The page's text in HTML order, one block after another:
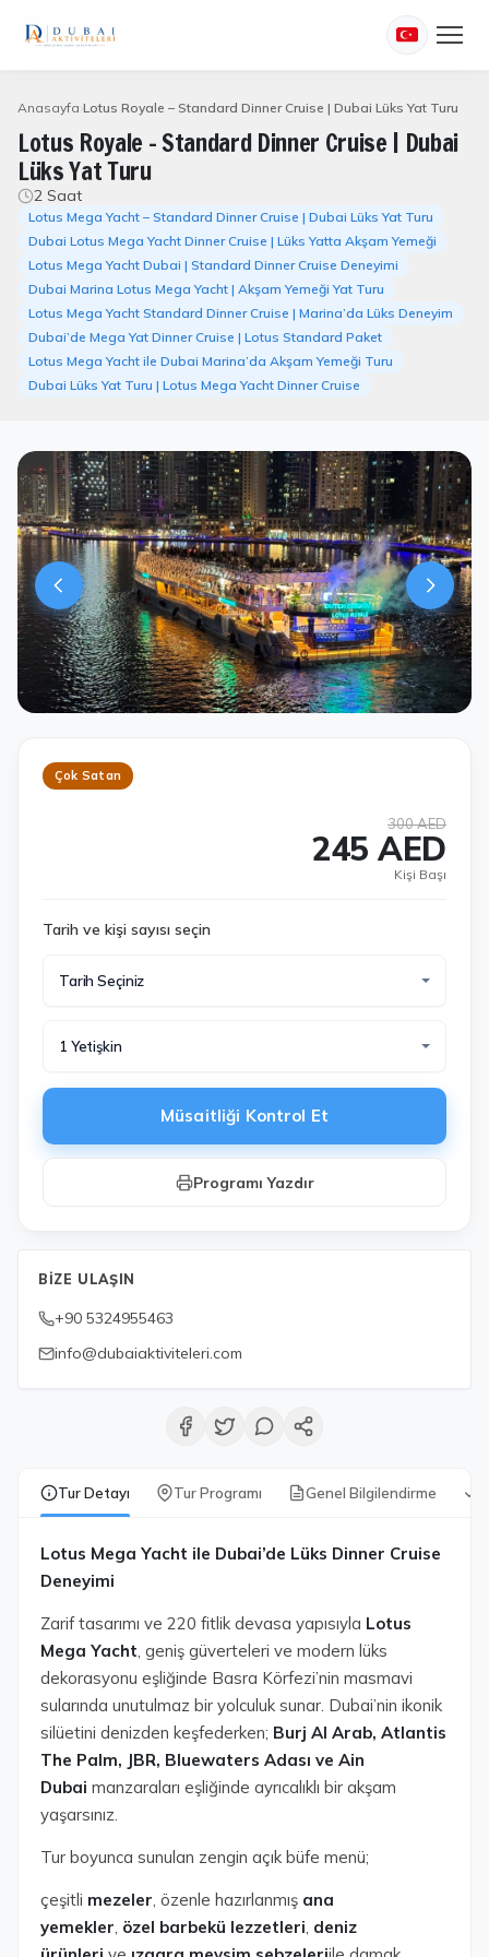
Anasayfa Lotus Royale – Standard Dinner Cruise | Dubai Lüks Yat Turu
Lotus Royale – Standard Dinner Cruise | Dubai
Lüks Yat Turu
2 Saat
Lotus Mega Yacht – Standard Dinner Cruise | Dubai Lüks Yat Turu
Dubai Lotus Mega Yacht Dinner Cruise | Lüks Yatta Akşam Yemeği
Lotus Mega Yacht Dubai | Standard Dinner Cruise Deneyimi
Dubai Marina Lotus Mega Yacht | Akşam Yemeği Yat Turu
Lotus Mega Yacht Standard Dinner Cruise | Marina’da Lüks Deneyim
Dubai’de Mega Yat Dinner Cruise | Lotus Standard Paket
Lotus Mega Yacht ile Dubai Marina’da Akşam Yemeği Turu
Dubai Lüks Yat Turu | Lotus Mega Yacht Dinner Cruise
Tur Detayı Tur Programı Genel Bilgilendirme
Lotus Mega Yacht ile Dubai’de Lüks Dinner Cruise
Deneyimi
Zarif tasarımı ve 220 fitlik devasa yapısıyla Lotus
Mega Yacht, geniş güverteleri ve modern lüks
dekorasyonu eşliğinde Basra Körfezi’nin masmavi
sularında unutulmaz bir yolculuk sunar. Dubai’nin ikonik
silüetini denizden keşfederken; Burj Al Arab, Atlantis
The Palm, JBR, Bluewaters Adası ve Ain
Dubai manzaraları eşliğinde ayrıcalıklı bir akşam
yaşarsınız.
Tur boyunca sunulan zengin açık büfe menü;
çeşitli mezeler, özenle hazırlanmış ana
yemekler, özel barbekü lezzetleri, deniz
Çok Satan
300 AED
245 AED
Kişi Başı
Tarih ve kişi sayısı seçin
Tarih Seçiniz
1 Yetişkin
Müsaitliği Kontrol Et
Programı Yazdır
BIZE ULAŞIN
+90 5324955463
info@dubaiaktiviteleri.com